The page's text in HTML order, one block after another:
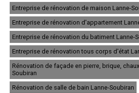
- Entreprise de rénovation immobilière
- Entreprise de rénovation
- Entreprise de rénovation
- Entreprise de rénovation immobilière
- Entreprise de rénovation immobilière à
- Entreprise de rénovation
- Entreprise de rénovation
- Entreprise de rénovation immobilière
- Entreprise de rénovation immobilière
Entreprise de rénovation de maison Lanne-
Entreprise de rénovation d'appartement
Entreprise de rénovation du batiment Lanne-
Entreprise de rénovation tous corps d'état
Rénovation de façade en pierre, brique,
Soubiran
Rénovation de salle de bain Lanne-Soubiran